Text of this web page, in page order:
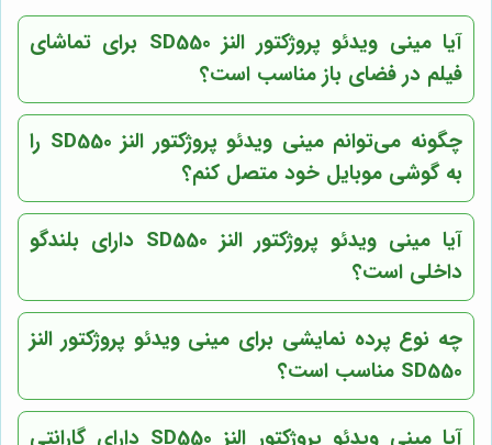
آیا مینی ویدئو پروژکتور النز SD550 برای تماشای
فیلم در فضای باز مناسب است؟
چگونه می‌توانم مینی ویدئو پروژکتور النز SD550 را
به گوشی موبایل خود متصل کنم؟
آیا مینی ویدئو پروژکتور النز SD550 دارای بلندگو
داخلی است؟
چه نوع پرده نمایشی برای مینی ویدئو پروژکتور النز
SD550 مناسب است؟